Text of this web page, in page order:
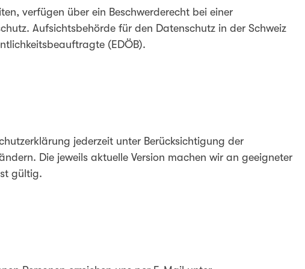
verfügen über ein Beschwerderecht bei einer
Aufsichtsbehörde für den Datenschutz in der Schweiz
(EDÖB).
jederzeit unter Berücksichtigung der
Die jeweils aktuelle Version machen wir an geeigneter
gültig.